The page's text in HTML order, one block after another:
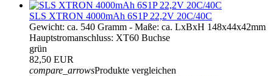
SLS XTRON 4000mAh 6S1P 22,2V 20C/40C
Gewicht: ca. 540 Gramm - Maße: ca. LxBxH 148x44x42mm
Hauptstromanschluss: XT60 Buchse
grün
82,50 EUR
compare_arrowsProdukte vergleichen